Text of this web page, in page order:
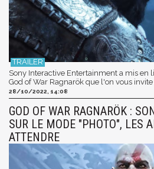
Sony Interactive Entertainment a mis en
God of War Ragnarök que l'on vous
28/10/2022, 14:08
GOD OF WAR RAGNARÖK :
SUR LE MODE "PHOTO", LES
ATTENDRE